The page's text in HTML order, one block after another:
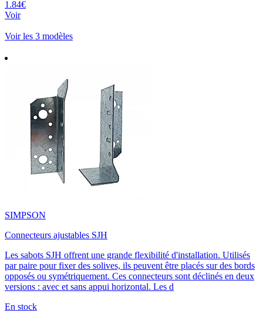
1.84€
Voir
Voir les 3 modèles
SIMPSON
Connecteurs ajustables SJH
Les sabots SJH offrent une grande flexibilité d'installation. Utilisés
par paire pour fixer des solives, ils peuvent être placés sur des bords
opposés ou symétriquement. Ces connecteurs sont déclinés en deux
versions : avec et sans appui horizontal. Les d
En stock